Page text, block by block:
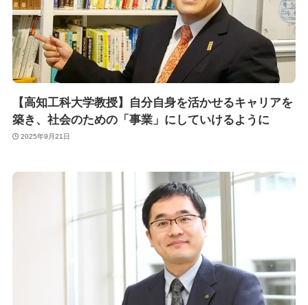
【高知工科大学教授】自分自身を活かせるキャリアを
築き、社会のための「事業」にしていけるように
2025年9月21日